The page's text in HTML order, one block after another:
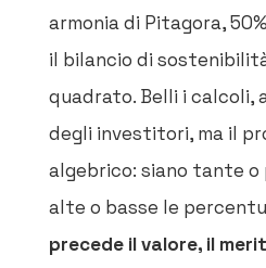
armonia di Pitagora,
il bilancio di
quadrato. Belli i calcoli,
degli investitori, ma il
algebrico: siano tante o
alte o basse le
precede il valore, il